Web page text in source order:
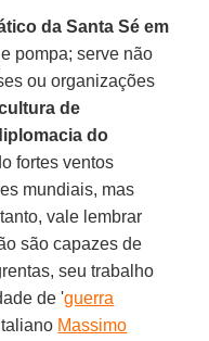
da Santa Sé em
pompa; serve não
ou organizações
de
do
fortes ventos
mundiais, mas
vale lembrar
são capazes de
seu trabalho
de 'guerra
Massimo